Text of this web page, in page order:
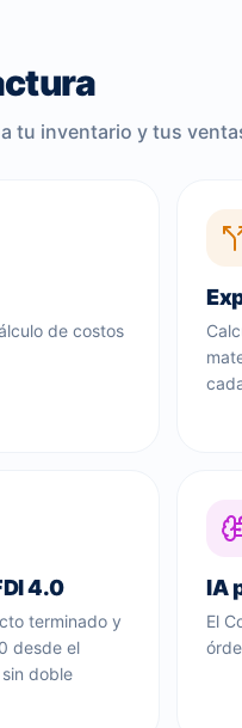
tu inventario y tus
de costos
4.0
terminado y
desde el
doble
IA
El